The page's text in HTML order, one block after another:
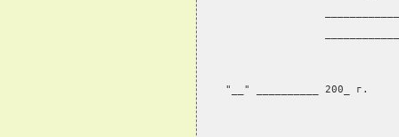
"__" __________ 200_ г.